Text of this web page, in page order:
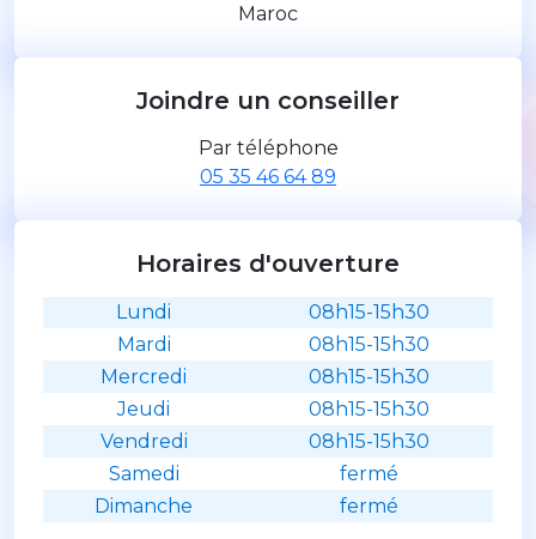
Maroc
Joindre un conseiller
Par téléphone
05 35 46 64 89
Horaires d'ouverture
Lundi
08h15-15h30
Mardi
08h15-15h30
Mercredi
08h15-15h30
Jeudi
08h15-15h30
Vendredi
08h15-15h30
Samedi
fermé
Dimanche
fermé